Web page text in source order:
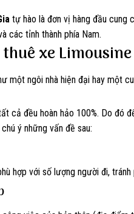
tự hào là đơn vị hàng đầu cung
các tỉnh thành phía Nam.
xe Limousine
một ngôi nhà hiện đại hay một
cả đều hoàn hảo 100%. Do đó
ý những vấn đề sau:
hợp với số lượng người đi,